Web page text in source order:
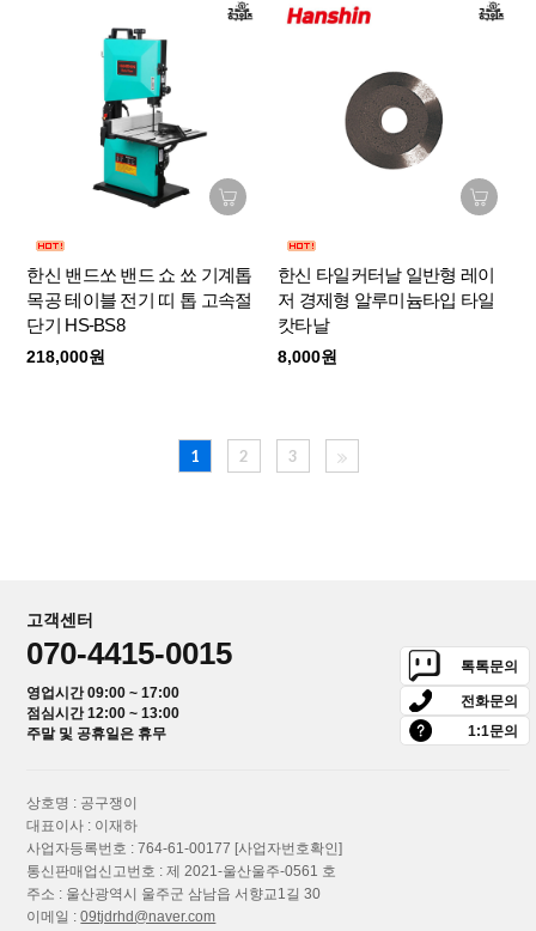
한신 밴드쏘 밴드 쇼 쑈 기계톱
목공 테이블 전기 띠 톱 고속절
단기 HS-BS8
218,000원
한신 타일커터날 일반형 레이
저 경제형 알루미늄타입 타일
캇타날
8,000원
1 2 3
고객센터
070-4415-0015
영업시간 09:00 ~ 17:00
점심시간 12:00 ~ 13:00
주말 및 공휴일은 휴무
톡톡문의
전화문의
1:1문의
상호명 : 공구쟁이
대표이사 : 이재하
사업자등록번호 : 764-61-00177 [사업자번호확인]
통신판매업신고번호 : 제 2021-울산울주-0561 호
주소 : 울산광역시 울주군 삼남읍 서향교1길 30
이메일 :09tjdrhd@naver.com